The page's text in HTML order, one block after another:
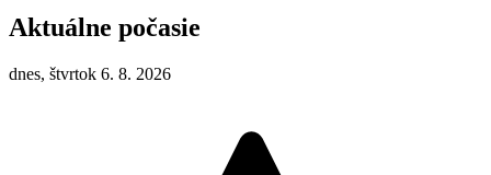
Aktuálne počasie
dnes, štvrtok 6. 8. 2026